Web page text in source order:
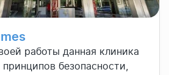
работы данная клиника
безопасности,